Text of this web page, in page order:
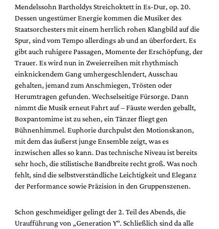
Mendelssohn Bartholdys Streichoktett in Es-Dur, op. 20.
Dessen ungestümer Energie kommen die Musiker des
Staatsorchesters mit einem herrlich rohen Klangbild auf die
Spur, sind vom Tempo allerdings ab und an überfordert. Es
gibt auch ruhigere Passagen, Momente der Erschöpfung, der
Trauer. Es wird nun in Zweierreihen mit rhythmisch
einknickendem Gang umhergeschlendert, Ausschau
gehalten, jemand zum Anschmiegen, Trösten oder
Herumtragen gefunden. Wechselseitige Fürsorge. Dann
nimmt die Musik erneut Fahrt auf – Fäuste werden geballt,
Boxpantomime ist zu sehen, ein Tänzer fliegt gen
Bühnenhimmel. Euphorie durchpulst den Motionskanon,
mit dem das äußerst junge Ensemble zeigt, was es
inzwischen alles so kann. Das technische Niveau ist bereits
sehr hoch, die stilistische Bandbreite recht groß. Was noch
fehlt, sind die selbstverständliche Leichtigkeit und Eleganz
der Performance sowie Präzision in den Gruppenszenen.
Schon geschmeidiger gelingt der 2. Teil des Abends, die
Uraufführung von „Generation Y“. Schließlich sind da alle